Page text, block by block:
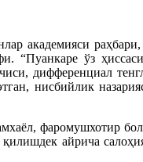
раҳбари,
“Пуанкаре ўз
дифференциал
нисбийлик
фаромушхотир
айрича